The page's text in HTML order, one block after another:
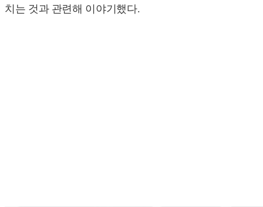
치는 것과 관련해 이야기했다.